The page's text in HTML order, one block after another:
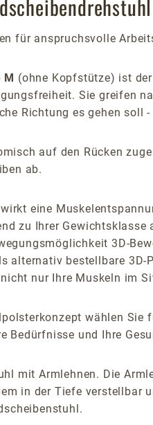
für anspruchsvolle
M (ohne Kopfstütze) ist
Sie greifen
Richtung es gehen
auf den Rücken
ab.
eine
zu Ihrer
3D-
alternativ bestellbare
nur Ihre Muskeln im
wählen
Bedürfnisse und Ihre
mit Armlehnen. Die
in der Tiefe verstellbar